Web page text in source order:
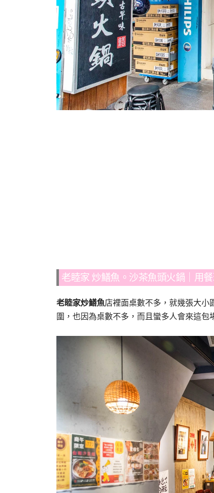
老睦家 炒鱔魚。沙茶魚頭火鍋｜用
老睦家炒鱔魚店裡面桌數不多，就幾張大小
圍，也因為桌數不多，而且蠻多人會來這